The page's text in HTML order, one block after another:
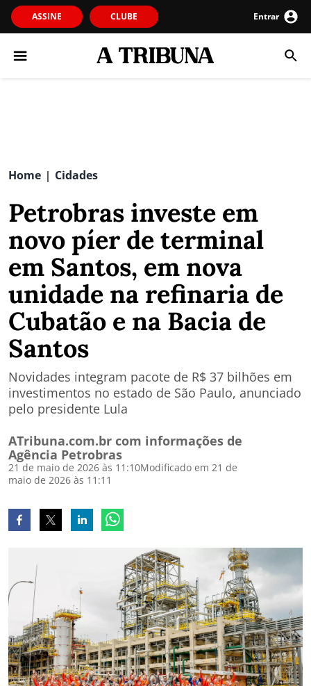
ASSINE CLUBE Entrar
Home | Cidades
Petrobras investe em
novo píer de terminal
em Santos, em nova
unidade na refinaria de
Cubatão e na Bacia de
Santos
Novidades integram pacote de R$ 37 bilhões em
investimentos no estado de São Paulo, anunciado
pelo presidente Lula
ATribuna.com.br com informações de
Agência Petrobras
21 de maio de 2026 às 11:10Modificado em 21 de
maio de 2026 às 11:11